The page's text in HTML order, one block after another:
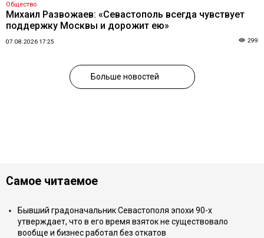
Общество
Михаил Развожаев: «Севастополь всегда чувствует
поддержку Москвы и дорожит ею»
07.08.2026 17:25 299
Больше новостей
Самое читаемое
Бывший градоначальник Севастополя эпохи 90-х
утверждает, что в его время взяток не существовало
вообще и бизнес работал без откатов